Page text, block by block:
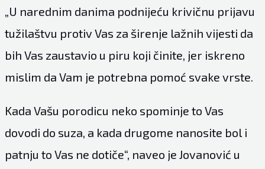
„U narednim danima podnijeću krivičnu prijavu
tužilaštvu protiv Vas za širenje lažnih vijesti da
bih Vas zaustavio u piru koji činite, jer iskreno
mislim da Vam je potrebna pomoć svake vrste.
Kada Vašu porodicu neko spominje to Vas
dovodi do suza, a kada drugome nanosite bol i
patnju to Vas ne dotiče“, naveo je Jovanović u